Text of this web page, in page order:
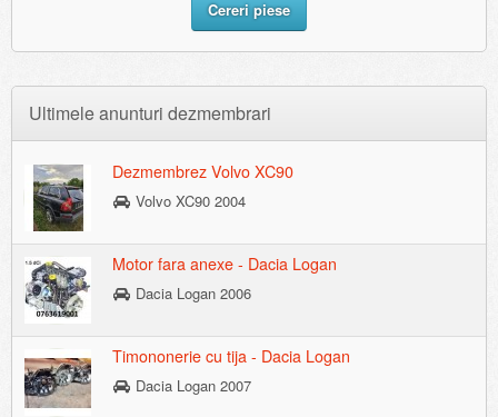
Cereri piese
Ultimele anunturi dezmembrari
Dezmembrez Volvo XC90
Volvo XC90 2004
Motor fara anexe - Dacia Logan
Dacia Logan 2006
Timononerie cu tija - Dacia Logan
Dacia Logan 2007